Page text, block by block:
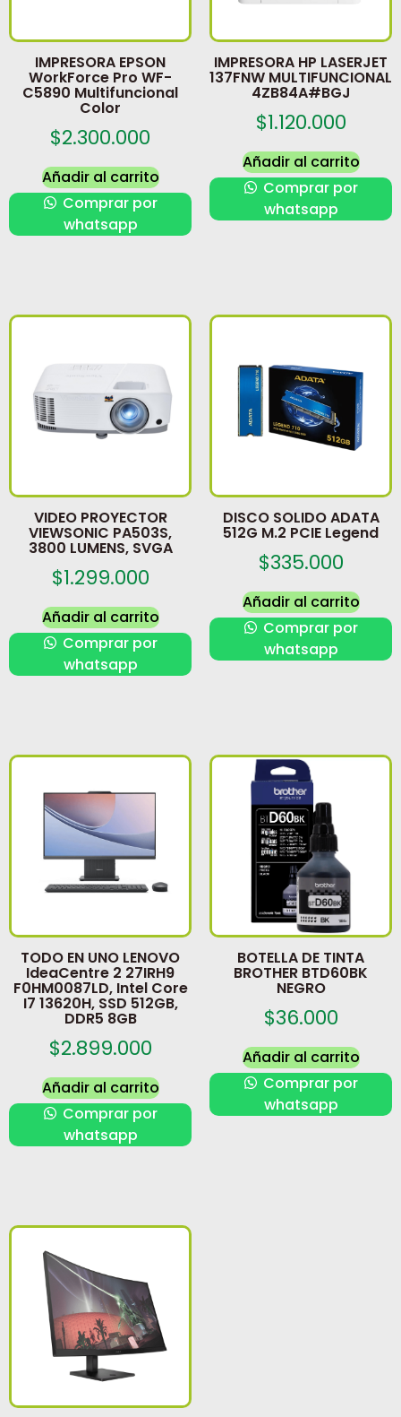
IMPRESORA EPSON
WorkForce Pro WF-
C5890 Multifuncional
Color
$2.300.000
Añadir al carrito
Comprar por
whatsapp
IMPRESORA HP LASERJET
137FNW MULTIFUNCIONAL
4ZB84A#BGJ
$1.120.000
Añadir al carrito
Comprar por
whatsapp
VIDEO PROYECTOR
VIEWSONIC PA503S,
3800 LUMENS, SVGA
$1.299.000
Añadir al carrito
Comprar por
whatsapp
DISCO SOLIDO ADATA
512G M.2 PCIE Legend
$335.000
Añadir al carrito
Comprar por
whatsapp
TODO EN UNO LENOVO
IdeaCentre 2 27IRH9
F0HM0087LD, Intel Core
I7 13620H, SSD 512GB,
DDR5 8GB
$2.899.000
Añadir al carrito
Comprar por
whatsapp
BOTELLA DE TINTA
BROTHER BTD60BK
NEGRO
$36.000
Añadir al carrito
Comprar por
whatsapp